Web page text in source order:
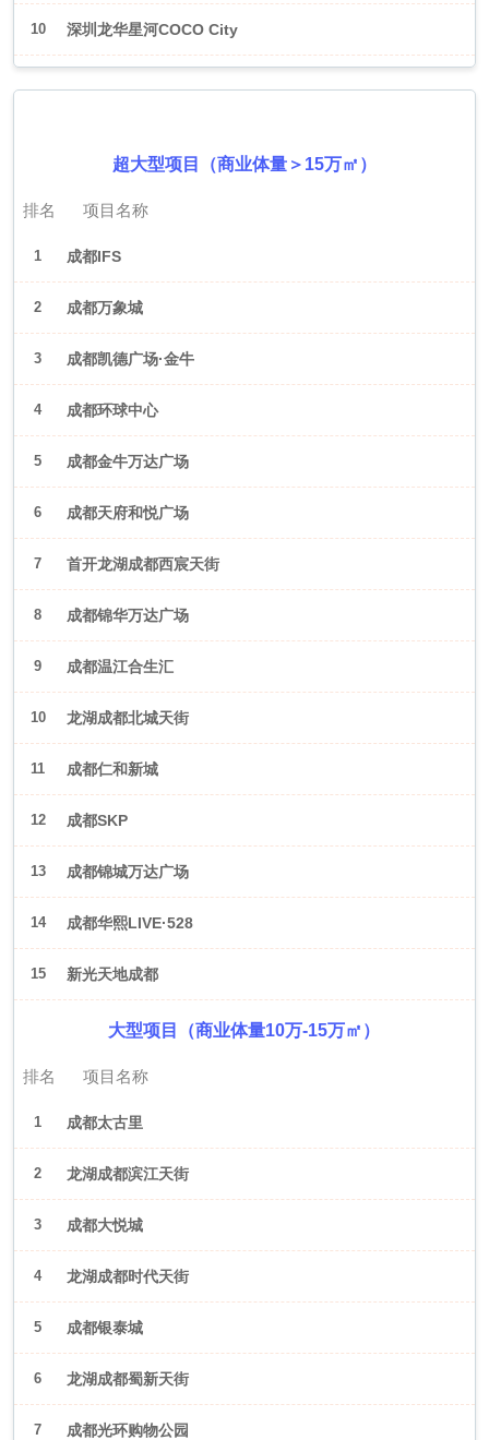
10 深圳龙华星河COCO City
超大型项目（商业体量＞15万㎡）
排名 项目名称
1 成都IFS
2 成都万象城
3 成都凯德广场·金牛
4 成都环球中心
5 成都金牛万达广场
6 成都天府和悦广场
7 首开龙湖成都西宸天街
8 成都锦华万达广场
9 成都温江合生汇
10 龙湖成都北城天街
11 成都仁和新城
12 成都SKP
13 成都锦城万达广场
14 成都华熙LIVE·528
15 新光天地成都
大型项目（商业体量10万-15万㎡）
排名 项目名称
1 成都太古里
2 龙湖成都滨江天街
3 成都大悦城
4 龙湖成都时代天街
5 成都银泰城
6 龙湖成都蜀新天街
7 成都光环购物公园